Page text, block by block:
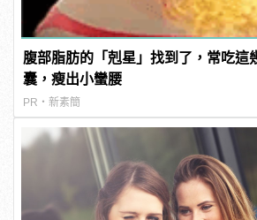
腹部脂肪的「剋星」找到了，常吃這
囊，瘦出小蠻腰
PR・新素簡